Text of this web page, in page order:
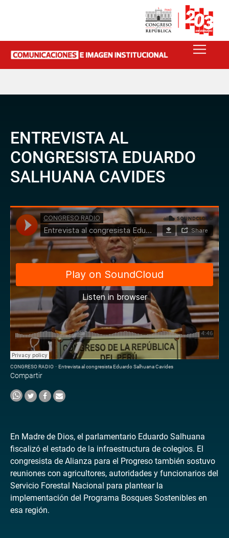
ENTREVISTA AL
CONGRESISTA EDUARDO
SALHUANA CAVIDES
CONGRESO RADIO · Entrevista al congresista Eduardo Salhuana Cavides
Compartir
En Madre de Dios, el parlamentario Eduardo Salhuana
fiscalizó el estado de la infraestructura de colegios. El
congresista de Alianza para el Progreso también sostuvo
reuniones con agricultores, autoridades y funcionarios del
Servicio Forestal Nacional para plantear la
implementación del Programa Bosques Sostenibles en
esa región.